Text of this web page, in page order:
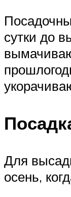
сутки до
Для
осень,